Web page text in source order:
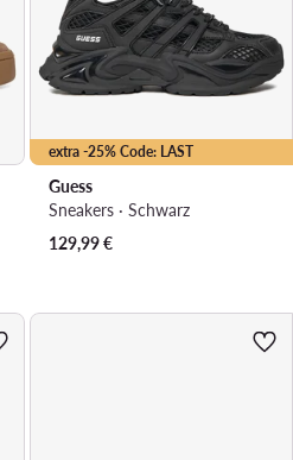
extra -25% Code: LAST
Guess
Sneakers · Schwarz
129,99€